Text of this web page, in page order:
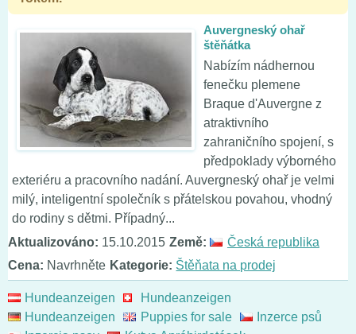
Auvergneský ohař
štěňátka
Nabízím nádhernou
fenečku plemene
Braque d'Auvergne z
atraktivního
zahraničního spojení, s
předpoklady výborného
exteriéru a pracovního nadání. Auvergneský ohař je velmi
milý, inteligentní společník s přátelskou povahou, vhodný
do rodiny s dětmi. Případný...
Aktualizováno: 15.10.2015 Země:
Česká republika
Cena: Navrhněte Kategorie: Štěňata na prodej
Hundeanzeigen
Hundeanzeigen
Hundeanzeigen
Puppies for sale
Inzerce psů